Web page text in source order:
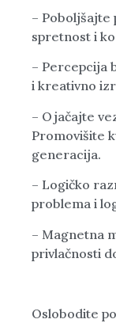
– Poboljšajte
spretnost i
– Percepcija
i kreativno
– Ojačajte
Promovišite
generacija.
– Logičko
problema i
– Magnetna
privlačnosti
Oslobodite